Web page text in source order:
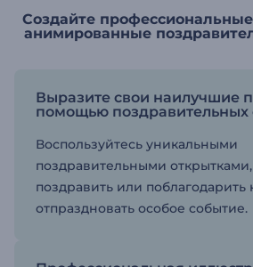
Создайте
анимированные
Выразите свои наилучшие
помощью поздравительных
Воспользуйтесь уникальными
поздравительными
поздравить или поблагодарить
отпраздновать особое событие.